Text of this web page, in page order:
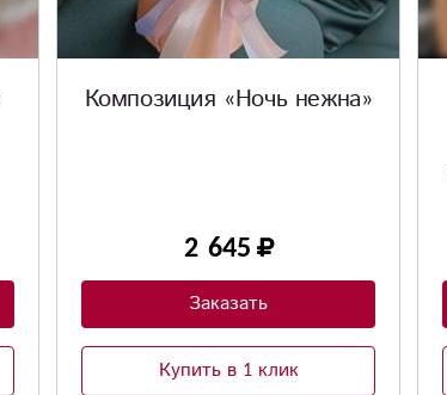
Композиция «Ночь нежна»
2 645
Заказать
Купить в 1 клик